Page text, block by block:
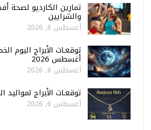
تمارين الكارديو لصحة
والشرايين
أغسطس 6, 2026
أغسطس 2026
أغسطس 6, 2026
توقعـات الأبراج لمواليد اليوم 6
أغسطس 6, 2026